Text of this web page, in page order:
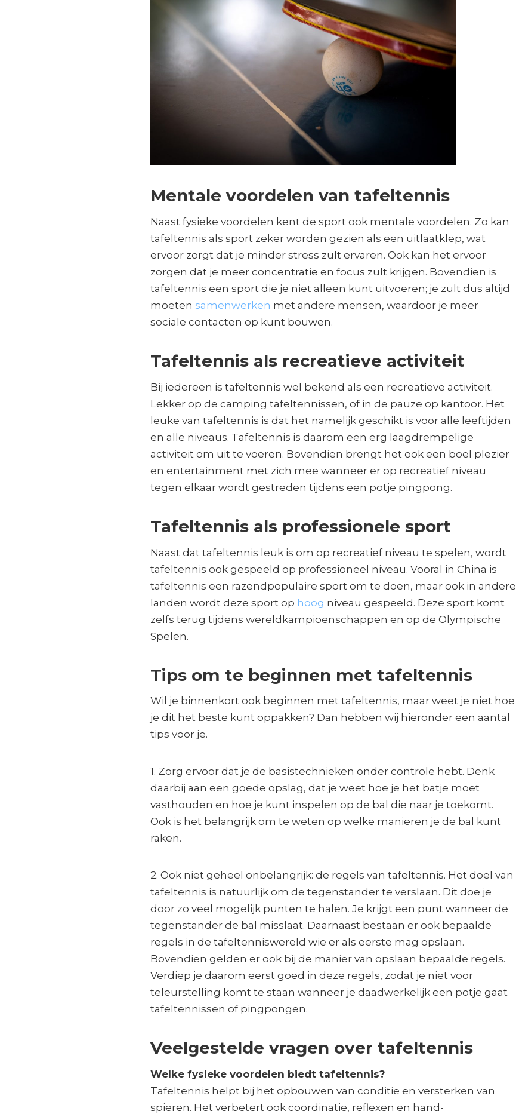
Mentale voordelen van tafeltennis
Naast fysieke voordelen kent de sport ook mentale voordelen. Zo kan
tafeltennis als sport zeker worden gezien als een uitlaatklep, wat
ervoor zorgt dat je minder stress zult ervaren. Ook kan het ervoor
zorgen dat je meer concentratie en focus zult krijgen. Bovendien is
tafeltennis een sport die je niet alleen kunt uitvoeren; je zult dus altijd
moeten samenwerken met andere mensen, waardoor je meer
sociale contacten op kunt bouwen.
Tafeltennis als recreatieve activiteit
Bij iedereen is tafeltennis wel bekend als een recreatieve activiteit.
Lekker op de camping tafeltennissen, of in de pauze op kantoor. Het
leuke van tafeltennis is dat het namelijk geschikt is voor alle leeftijden
en alle niveaus. Tafeltennis is daarom een erg laagdrempelige
activiteit om uit te voeren. Bovendien brengt het ook een boel plezier
en entertainment met zich mee wanneer er op recreatief niveau
tegen elkaar wordt gestreden tijdens een potje pingpong.
Tafeltennis als professionele sport
Naast dat tafeltennis leuk is om op recreatief niveau te spelen, wordt
tafeltennis ook gespeeld op professioneel niveau. Vooral in China is
tafeltennis een razendpopulaire sport om te doen, maar ook in andere
landen wordt deze sport op hoog niveau gespeeld. Deze sport komt
zelfs terug tijdens wereldkampioenschappen en op de Olympische
Spelen.
Tips om te beginnen met tafeltennis
Wil je binnenkort ook beginnen met tafeltennis, maar weet je niet hoe
je dit het beste kunt oppakken? Dan hebben wij hieronder een aantal
tips voor je.
1. Zorg ervoor dat je de basistechnieken onder controle hebt. Denk
daarbij aan een goede opslag, dat je weet hoe je het batje moet
vasthouden en hoe je kunt inspelen op de bal die naar je toekomt.
Ook is het belangrijk om te weten op welke manieren je de bal kunt
raken.
2. Ook niet geheel onbelangrijk: de regels van tafeltennis. Het doel van
tafeltennis is natuurlijk om de tegenstander te verslaan. Dit doe je
door zo veel mogelijk punten te halen. Je krijgt een punt wanneer de
tegenstander de bal misslaat. Daarnaast bestaan er ook bepaalde
regels in de tafeltenniswereld wie er als eerste mag opslaan.
Bovendien gelden er ook bij de manier van opslaan bepaalde regels.
Verdiep je daarom eerst goed in deze regels, zodat je niet voor
teleurstelling komt te staan wanneer je daadwerkelijk een potje gaat
tafeltennissen of pingpongen.
Veelgestelde vragen over tafeltennis
Welke fysieke voordelen biedt tafeltennis?
Tafeltennis helpt bij het opbouwen van conditie en versterken van
spieren. Het verbetert ook coördinatie, reflexen en hand-